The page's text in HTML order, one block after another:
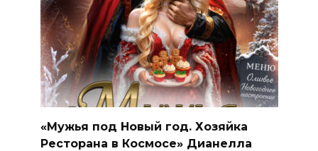
«Мужья под Новый год. Хозяйка
Ресторана в Космосе» Дианелла